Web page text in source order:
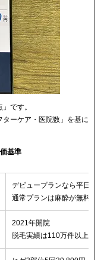
です。
ーケア・医院数」を基に
基準
デビュープランなら平日限
通常プランは麻酔が無料、
2021年開院
脱毛実績は110万件以上